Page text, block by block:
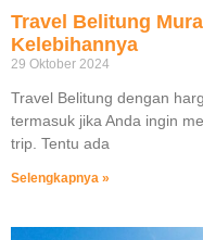
Travel Belitung
Kelebihannya
29 Oktober 2024
Travel Belitung dengan
termasuk jika Anda ingin
trip. Tentu ada
Selengkapnya »